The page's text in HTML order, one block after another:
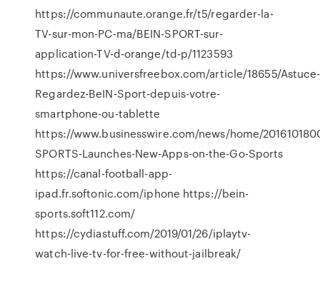
https://communaute.orange.fr/t5/regarder-la-
TV-sur-mon-PC-ma/BEIN-SPORT-sur-
application-TV-d-orange/td-p/1123593
https://www.universfreebox.com/article/18655/Astuce-
Regardez-BeIN-Sport-depuis-votre-
smartphone-ou-tablette
https://www.businesswire.com/news/home/
SPORTS-Launches-New-Apps-on-the-Go-Sports
https://canal-football-app-
ipad.fr.softonic.com/iphone https://bein-
sports.soft112.com/
https://cydiastuff.com/2019/01/26/iplaytv-
watch-live-tv-for-free-without-jailbreak/